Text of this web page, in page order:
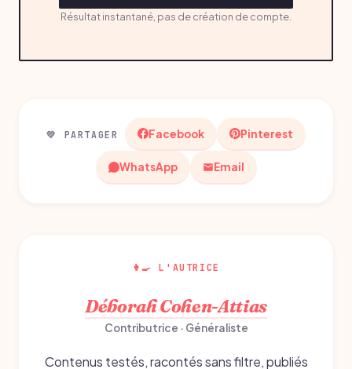
Résultat instantané, pas de création de compte.
💛 PARTAGER Facebook Pinterest
WhatsApp Email
👩‍🍳 L'AUTRICE
Déborah Cohen-Attias
Contributrice · Généraliste
Contenus testés, racontés sans filtre, publiés